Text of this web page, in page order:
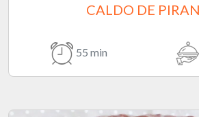
CALDO DE
55 min